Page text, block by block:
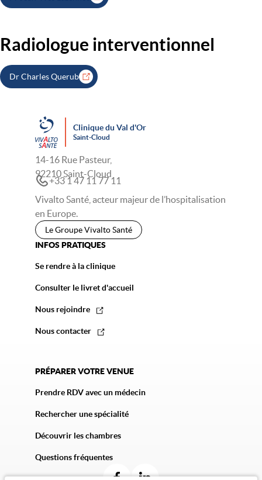
Titre
Radiologue interventionnel
Dr Charles Querub
Clinique du Val d'Or
Saint-Cloud
14-16 Rue Pasteur,
92210 Saint-Cloud
+33 1 47 11 77 11
Vivalto Santé, acteur majeur de l’hospitalisation
en Europe.
Le Groupe Vivalto Santé
INFOS PRATIQUES
Se rendre à la clinique
Consulter le livret d'accueil
Nous rejoindre
Nous contacter
PRÉPARER VOTRE VENUE
Prendre RDV avec un médecin
Rechercher une spécialité
Découvrir les chambres
Questions fréquentes